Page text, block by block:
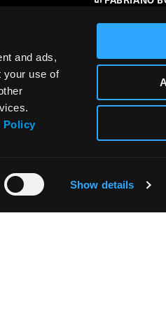
and ads,
your use of
Policy
Show details
SICUREZZA